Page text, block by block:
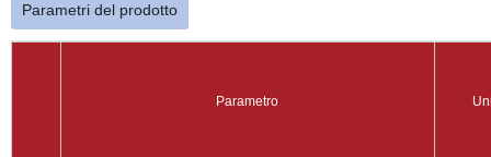
Parametri del prodotto
Parametro